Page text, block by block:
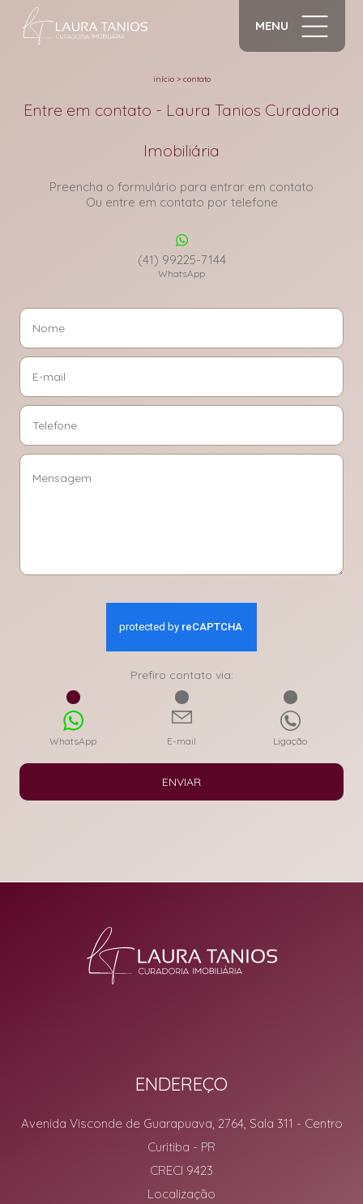
MENU
início> contato
Entre em contato - Laura Tanios Curadoria
Imobiliária
Preencha o formulário para entrar em contato
Ou entre em contato por telefone
(41) 99225-7144
WhatsApp
Prefiro contato via:
WhatsApp E-mail Ligação
ENVIAR
ENDEREÇO
Avenida Visconde de Guarapuava, 2764, Sala 311 - Centro
Curitiba - PR
CRECI 9423
Localização